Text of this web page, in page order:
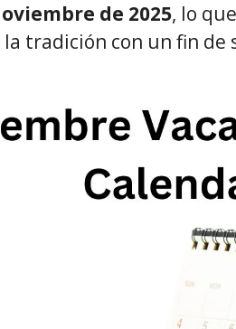
de 2025, lo
tradición con un fin de